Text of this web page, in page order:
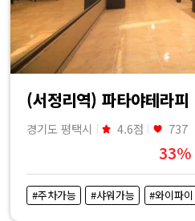
(서정리역) 파타야테라피
경기도 평택시 4.6점 737
33%
#주차가능 #샤워가능 #와이파이